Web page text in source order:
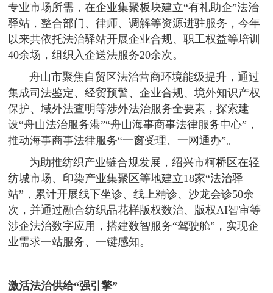
专业市场所需，在企业集聚板块建立“有礼助企”法治
驿站，整合部门、律师、调解等资源进驻服务，今年
以来共依托法治驿站开展企业合规、职工权益等培训
40余场，组织入企送法服务20余次。
舟山市聚焦自贸区法治营商环境能级提升，通过
集成司法鉴定、经贸预警、企业合规、境外知识产权
保护、域外法查明等涉外法治服务全要素，探索建
设“舟山法治服务港”“舟山海事商事法律服务中心”，
推动海事商事法律服务“一窗受理、一网通办”。
为助推纺织产业链合规发展，绍兴市柯桥区在轻
纺城市场、印染产业集聚区等地建立18家“法治驿
站”，累计开展线下坐诊、线上精诊、沙龙会诊50余
次，并通过融合纺织品花样版权数治、版权AI智审等
涉企法治数字应用，搭建数智服务“驾驶舱”，实现企
业需求一站服务、一键感知。
激活法治供给“强引擎”